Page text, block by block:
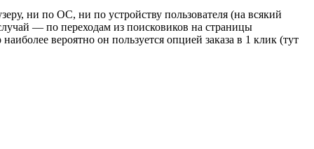
ни по ОС, ни по устройству пользователя (на всякий
— по переходам из поисковиков на страницы
вероятно он пользуется опцией заказа в 1 клик (тут